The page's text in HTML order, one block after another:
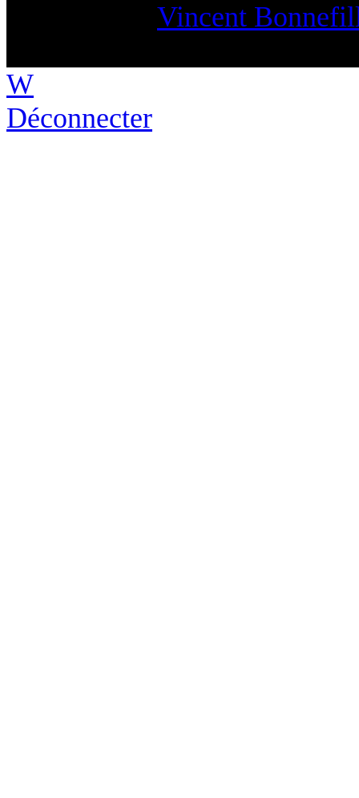
Vincent
W
Déconnecter